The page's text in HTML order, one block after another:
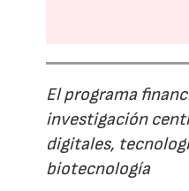
El programa
investigación
digitales,
biotecnología